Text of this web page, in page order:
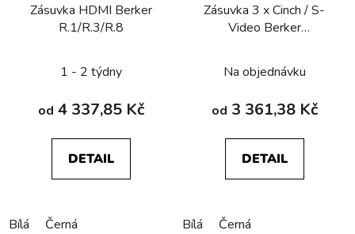
Zásuvka HDMI Berker
R.1/R.3/R.8
1 - 2 týdny
od 4 337,85 Kč
DETAIL
Bílá Černá
Zásuvka 3 x Cinch / S-
Video Berker
Na objednávku
od 3 361,38 Kč
DETAIL
Bílá Černá